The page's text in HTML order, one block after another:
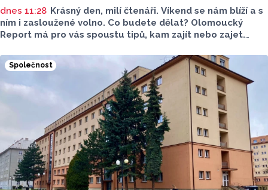
dnes 11:28 Krásný den, milí čtenáři. Víkend se nám blíží a s
ním i zasloužené volno. Co budete dělat? Olomoucký
Report má pro vás spoustu tipů, kam zajít nebo zajet.
dáte přednost?
Společnost